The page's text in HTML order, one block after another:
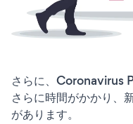
さらに、Coronavirus
さらに時間がかかり、
があります。